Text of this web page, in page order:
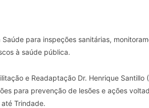
para inspeções sanitárias,
à saúde pública.
e Readaptação Dr. Henrique Santillo
para prevenção de lesões e ações
Trindade.